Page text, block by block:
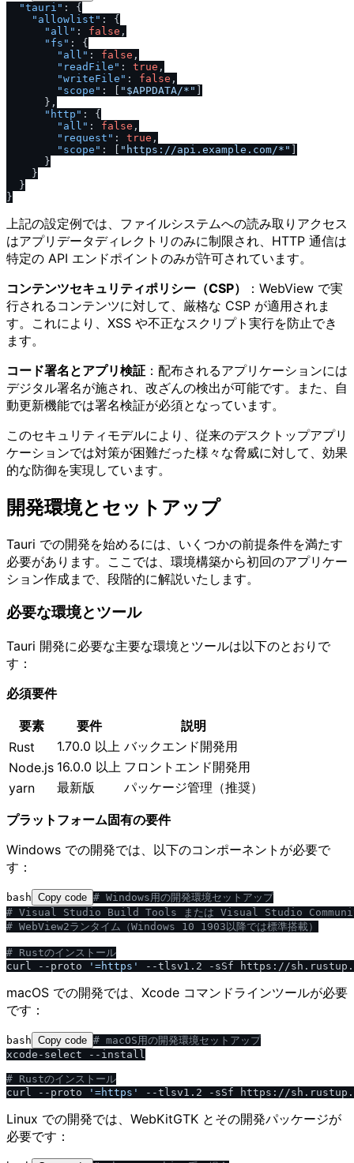
"tauri" :
{
"allowlist" :
{
"all" : false ,
"fs" :
{
"all" : false ,
"readFile" : true ,
"writeFile" : false ,
"scope" : "$APPDATA/*"
} ,
"http" :
{
"all" : false ,
"request" : true ,
"scope" : "https: / /api.example.com/*"
}
}
}
}
上記の設定例では、ファイルシステムへの読み取りアクセス
はアプリデータディレクトリのみに制限され、HTTP 通信は
特定の API エンドポイントのみが許可されています。
コンテンツセキュリティポリシー（CSP）
：WebView で実
行されるコンテンツに対して、厳格な CSP が適用されま
す。これにより、XSS や不正なスクリプト実行を防止でき
ます。
コード署名とアプリ検証 ：配布されるアプリケーションには
デジタル署名が施され、改ざんの検出が可能です。また、自
動更新機能では署名検証が必須となっています。
このセキュリティモデルにより、従来のデスクトップアプリ
ケーションでは対策が困難だった様々な脅威に対して、効果
的な防御を実現しています。
開発環境とセットアップ
Tauri での開発を始めるには、いくつかの前提条件を満たす
必要があります。ここでは、環境構築から初回のアプリケー
ション作成まで、段階的に解説いたします。
必要な環境とツール
Tauri 開発に必要な主要な環境とツールは以下のとおりで
す：
必須要件
要素 要件
説明
Rust
1.70.0 以上 バックエンド開発用
Node.js 16.0.0 以上 フロントエンド開発用
yarn
最新版 パッケージ管理（推奨）
プラットフォーム固有の要件
Windows での開発では、以下のコンポーネントが必要で
す：
bash Copy code # Windows用の開発環境セットアップ
# Visual Studio Build Tools または Visual Studio
# WebView2ランタイム（Windows 10 1903以降では標準搭載）
# Rustのインストール
curl --proto
'=https'
macOS での開発では、Xcode コマンドラインツールが必要
です：
bash Copy code # macOS用の開発環境セットアップ
xcode-select --install
# Rustのインストール
curl --proto
'=https'
Linux での開発では、WebKitGTK とその開発パッケージが
必要です：